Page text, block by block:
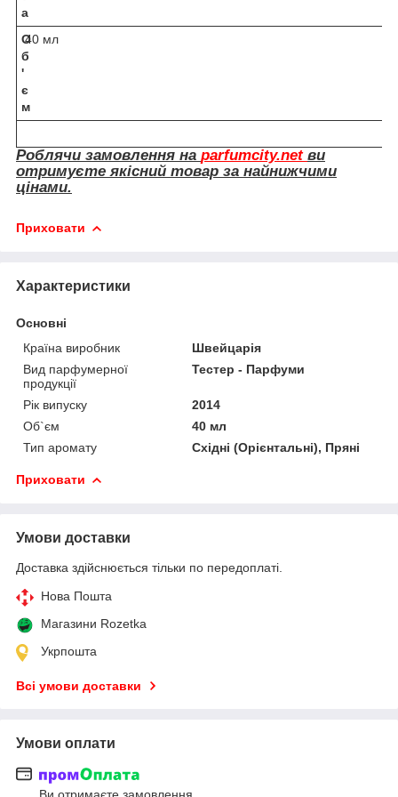
а
О
б
'
є
м
40 мл
Роблячи замовлення на parfumcity.net ви
отримуєте якісний товар за найнижчими
цінами.
Приховати
Характеристики
Основні
Країна виробник
Швейцарія
Вид парфумерної
продукції
Тестер - Парфуми
Рік випуску
2014
Об`єм
40 мл
Тип аромату
Східні (Орієнтальні), Пряні
Приховати
Умови доставки
Доставка здійснюється тільки по передоплаті.
Нова Пошта
Магазини Rozetka
Укрпошта
Всі умови доставки
Умови оплати